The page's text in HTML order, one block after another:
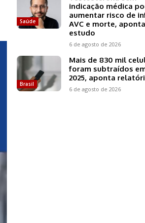
Saúde
indicação médica
aumentar risco de
AVC e morte, aponta
estudo
6 de agosto de 2026
Brasil
Mais de 830 mil
foram subtraídos
2025, aponta
6 de agosto de 2026